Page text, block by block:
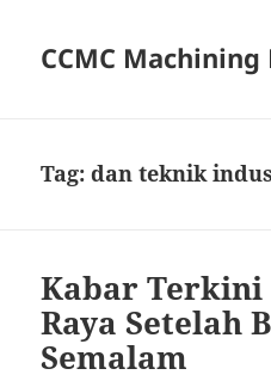
CCMC Machining
Tag:dan teknik
Kabar Terkini
Raya Setelah
Semalam